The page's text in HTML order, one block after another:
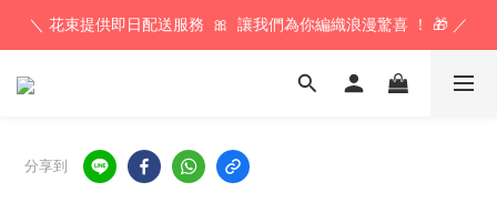
下 午 𝟱𝗣𝗠 前 訂 單  🕔  即 日 寄 出 ！ 最 快 翌 日 送 到 ！⚡️
＼ 花束提供即日配送服務  🎀  讓我們為你編織浪漫驚喜 ！ 🎁 ／
下 午 𝟱𝗣𝗠 前 訂 單  🕔  即 日 寄 出 ！ 最 快 翌 日 送 到 ！⚡️
分享到